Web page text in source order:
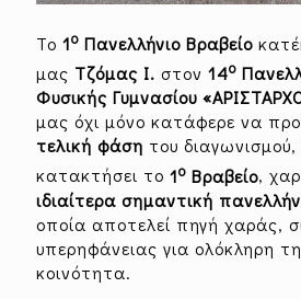
Το 1ο Πανελλήνιο Βραβείο
μας Τζόμας Ι. στον 14ο
Φυσικής Γυμνασίου
μας όχι μόνο κατάφερε να
τελική φάση του
κατακτήσει το 1ο Βραβείο,
ιδιαίτερα σημαντική
οποία αποτελεί πηγή χαράς,
υπερηφάνειας για ολόκληρη
κοινότητα.